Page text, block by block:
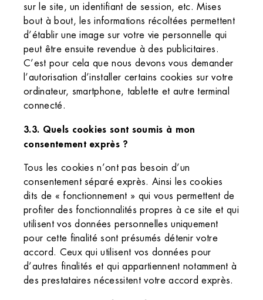
sur le site, un identifiant de session, etc. Mises
bout à bout, les informations récoltées permettent
d’établir une image sur votre vie personnelle qui
peut être ensuite revendue à des publicitaires.
C’est pour cela que nous devons vous demander
l’autorisation d’installer certains cookies sur votre
ordinateur, smartphone, tablette et autre terminal
connecté.
3.3. Quels cookies sont soumis à mon
consentement exprès ?
Tous les cookies n’ont pas besoin d’un
consentement séparé exprès. Ainsi les cookies
dits de « fonctionnement » qui vous permettent de
profiter des fonctionnalités propres à ce site et qui
utilisent vos données personnelles uniquement
pour cette finalité sont présumés détenir votre
accord. Ceux qui utilisent vos données pour
d’autres finalités et qui appartiennent notamment à
des prestataires nécessitent votre accord exprès.